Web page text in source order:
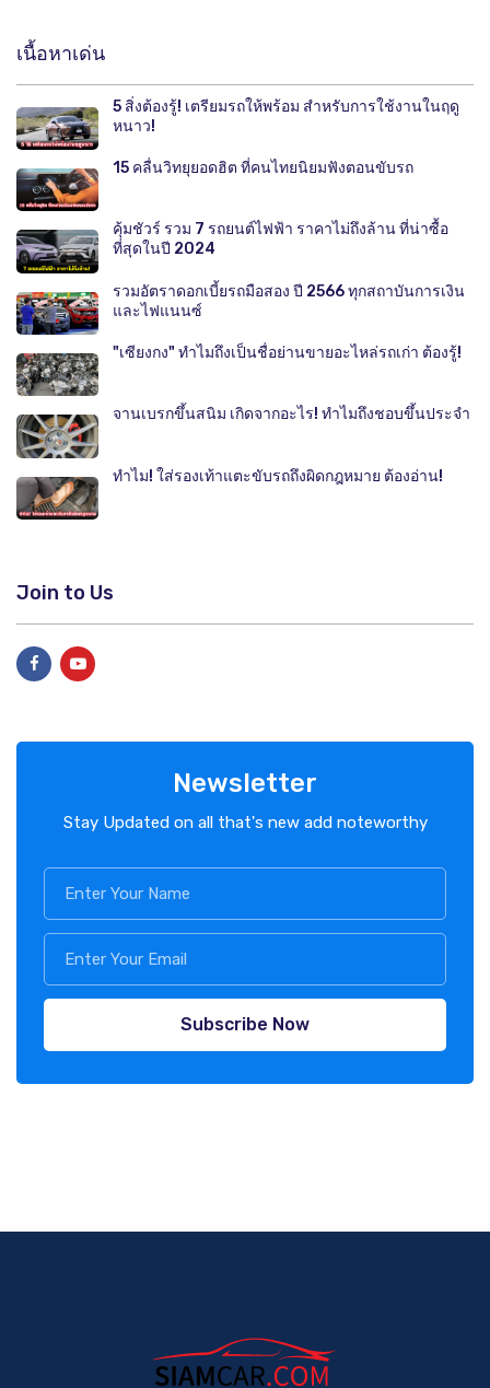
เนื้อหาเด่น
5 สิ่งต้องรู้! เตรียมรถให้พร้อม สำหรับการใช้งานในฤดู
หนาว!
15 คลื่นวิทยุยอดฮิต ที่คนไทยนิยมฟังตอนขับรถ
คุ้มชัวร์ รวม 7 รถยนต์ไฟฟ้า ราคาไม่ถึงล้าน ที่น่าซื้อ
ที่สุดในปี 2024
รวมอัตราดอกเบี้ยรถมือสอง ปี 2566 ทุกสถาบันการเงิน
และไฟแนนซ์
"เซียงกง" ทำไมถึงเป็นชื่อย่านขายอะไหล่รถเก่า ต้องรู้!
จานเบรกขึ้นสนิม เกิดจากอะไร! ทำไมถึงชอบขึ้นประจำ
ทำไม! ใส่รองเท้าแตะขับรถถึงผิดกฎหมาย ต้องอ่าน!
Join to Us
Newsletter
Stay Updated on all that's new add noteworthy
Subscribe Now